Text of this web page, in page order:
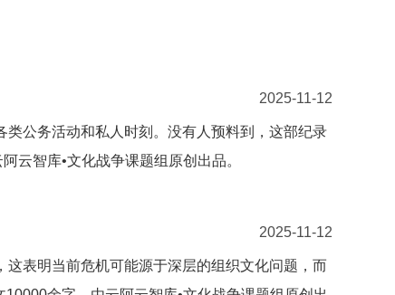
2025-11-12
公务活动和私人时刻。没有人预料到，这部纪录
云智库•文化战争课题组原创出品。
2025-11-12
表明当前危机可能源于深层的组织文化问题，而